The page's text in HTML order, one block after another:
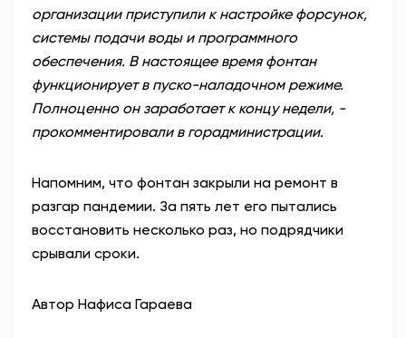
организации приступили к настройке форсунок,
системы подачи воды и программного
обеспечения. В настоящее время фонтан
функционирует в пуско-наладочном режиме.
Полноценно он заработает к концу недели, -
прокомментировали в горадминистрации.
Напомним, что фонтан закрыли на ремонт в
разгар пандемии. За пять лет его пытались
восстановить несколько раз, но подрядчики
срывали сроки.
Автор Нафиса Гараева